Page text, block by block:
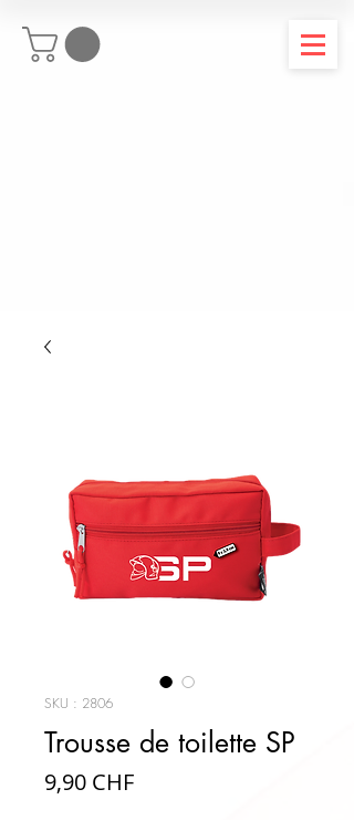
SKU : 2806
Trousse de toilette SP
9,90 CHFPrix